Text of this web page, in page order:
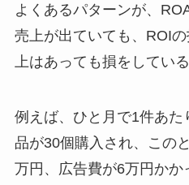
よくあるパターンが、
売上が出ていても、ROI
上はあっても損をしてい
例えば、ひと月で1件あ
品が30個購入され、この
万円、広告費が6万円か